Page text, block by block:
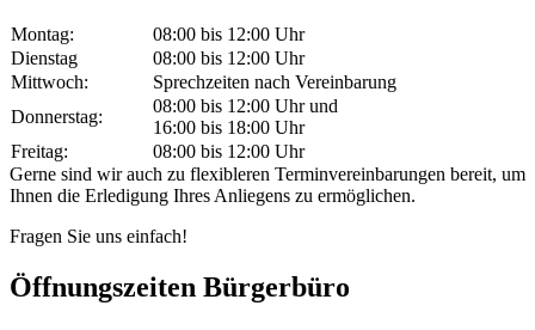
Montag:
08:00 bis 12:00 Uhr
Dienstag
08:00 bis 12:00 Uhr
Mittwoch:
Sprechzeiten nach Vereinbarung
Donnerstag:
08:00 bis 12:00 Uhr und
16:00 bis 18:00 Uhr
Freitag:
08:00 bis 12:00 Uhr
Gerne sind wir auch zu flexibleren Terminvereinbarungen bereit, um
Ihnen die Erledigung Ihres Anliegens zu ermöglichen.
Fragen Sie uns einfach!
Öffnungszeiten Bürgerbüro